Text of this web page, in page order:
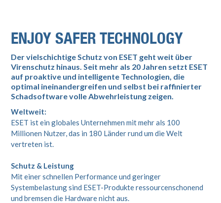
ENJOY SAFER TECHNOLOGY
Der vielschichtige Schutz von ESET geht weit über
Virenschutz hinaus. Seit mehr als 20 Jahren setzt ESET
auf proaktive und intelligente Technologien, die
optimal ineinandergreifen und selbst bei raffinierter
Schadsoftware volle Abwehrleistung zeigen.
Weltweit:
ESET ist ein globales Unternehmen mit mehr als 100
Millionen Nutzer, das in 180 Länder rund um die Welt
vertreten ist.
Schutz & Leistung
Mit einer schnellen Performance und geringer
Systembelastung sind ESET-Produkte ressourcenschonend
und bremsen die Hardware nicht aus.